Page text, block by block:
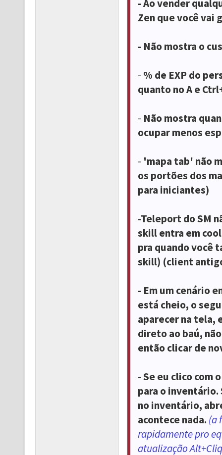
- Ao vender
Zen que você vai
- Não mostra o
- % de EXP do
quanto no A e
- Não mostra
ocupar menos
- 'mapa tab' não
os portões dos
para iniciantes)
-Teleport do SM
skill entra em
pra quando você
skill) (client
- Em um cenário
está cheio, o
aparecer na tela,
direto ao baú,
então clicar de
- Se eu clico com
para o inventário.
no inventário,
acontece nada. (a
rapidamente pro
atualização